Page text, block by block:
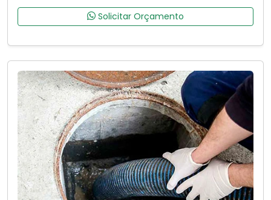
Solicitar Orçamento